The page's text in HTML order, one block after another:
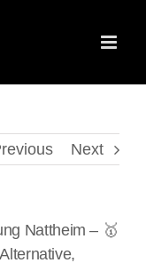
Next
Nattheim – 🥇